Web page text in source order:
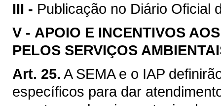
III - Publicação no Diário Oficial
V - APOIO E INCENTIVOS
PELOS SERVIÇOS
Art. 25. A SEMA e o IAP
específicos para dar